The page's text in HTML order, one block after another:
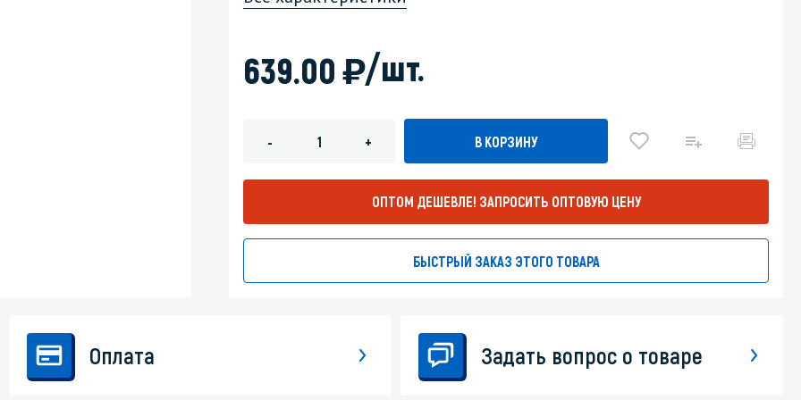
Личная гигиена
639.00)/шт.
- + В КОРЗИНУ
ОПТОМ ДЕШЕВЛЕ! ЗАПРОСИТЬ ОПТОВУЮ ЦЕНУ
БЫСТРЫЙ ЗАКАЗ ЭТОГО ТОВАРА
Оплата Задать вопрос о товаре